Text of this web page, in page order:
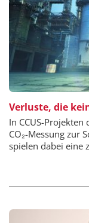
Verluste, die
In CCUS-
CO₂-Messung zur
spielen dabei eine